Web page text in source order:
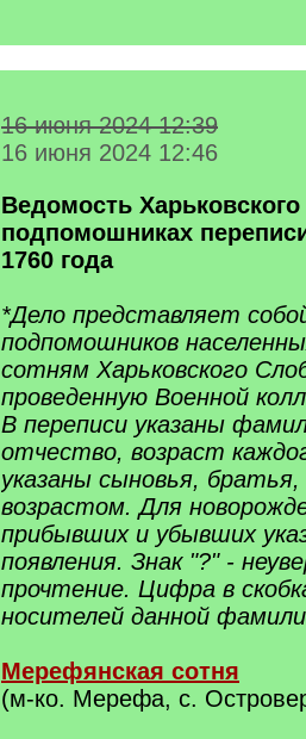
16 июня 2024 12:39
16 июня 2024 12:46
Ведомость
подпомошниках
1760 года
*Дело представляет
подпомошников
сотням Харьковского
проведенную Военной
В переписи указаны
отчество, возраст
указаны сыновья, братья,
возрастом. Для
прибывших и убывших
появления. Знак "?" -
прочтение. Цифра в
носителей данной
Мерефянская сотня
(м-ко. Мерефа, с.